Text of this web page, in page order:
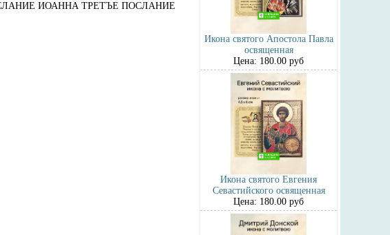
ИОАННА ТРЕТЪЕ ПОСЛАНИЕ
Икона святого Апостола Павла
освященная
Цена: 180.00 руб
Икона святого Евгения
Севастийского освященная
Цена: 180.00 руб